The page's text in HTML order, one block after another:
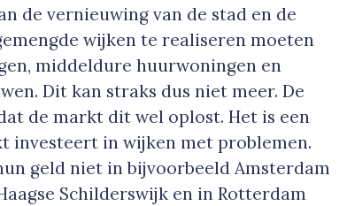
de vernieuwing van de stad en de
wijken te realiseren moeten
middeldure huurwoningen en
Dit kan straks dus niet meer. De
de markt dit wel oplost. Het is een
investeert in wijken met problemen.
geld niet in bijvoorbeeld Amsterdam
Schilderswijk en in Rotterdam